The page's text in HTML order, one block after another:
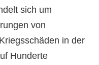
sich um
von
in der
Hunderte